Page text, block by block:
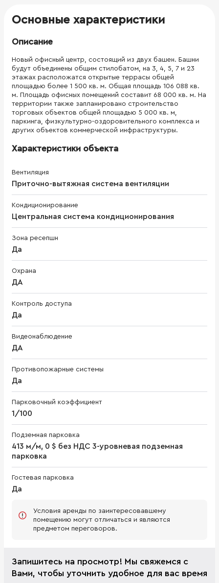
Основные характеристики
Описание
Новый офисный центр, состоящий из двух башен. Башни
будут объединены общим стилобатом, на 3, 4, 5, 7 и 23
этажах расположатся открытые террасы общей
площадью более 1 500 кв. м. Общая площадь 106 088 кв.
м. Площадь офисных помещений составит 68 000 кв. м. На
территории также запланировано строительство
торговых объектов общей площадью 5 000 кв. м,
паркинга, физкультурно-оздоровительного комплекса и
других объектов коммерческой инфраструктуры.
Характеристики объекта
Вентиляция
Приточно-вытяжная система вентиляции
Кондиционирование
Центральная система кондиционирования
Зона ресепшн
Да
Охрана
ДА
Контроль доступа
Да
Видеонаблюдение
ДА
Противопожарные системы
Да
Парковочный коэффициент
1/100
Подземная парковка
413 м/м, 0 $ без НДС 3-уровневая подземная
парковка
Гостевая парковка
Да
Условия аренды по заинтересовавшему
помещению могут отличаться и являются
предметом переговоров.
Запишитесь на просмотр! Мы свяжемся с
Вами, чтобы уточнить удобное для вас время